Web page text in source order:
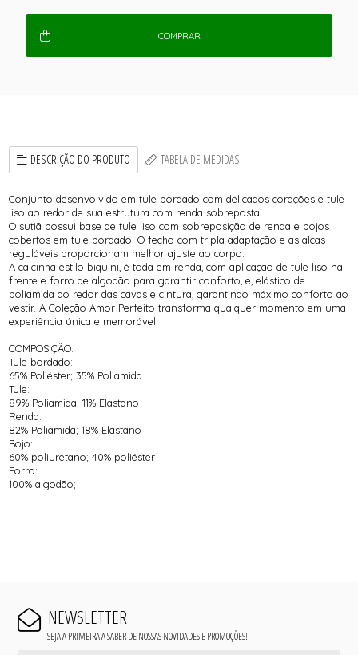
COMPRAR
DESCRIÇÃO DO PRODUTO TABELA DE MEDIDAS
Conjunto desenvolvido em tule bordado com delicados corações e tule
liso ao redor de sua estrutura com renda sobreposta.
O sutiã possui base de tule liso com sobreposição de renda e bojos
cobertos em tule bordado. O fecho com tripla adaptação e as alças
reguláveis proporcionam melhor ajuste ao corpo.
A calcinha estilo biquíni, é toda em renda, com aplicação de tule liso na
frente e forro de algodão para garantir conforto, e, elástico de
poliamida ao redor das cavas e cintura, garantindo máximo conforto ao
vestir. A Coleção Amor Perfeito transforma qualquer momento em uma
experiência única e memorável!
COMPOSIÇÃO:
Tule bordado:
65% Poliéster; 35% Poliamida
Tule:
89% Poliamida; 11% Elastano
Renda:
82% Poliamida; 18% Elastano
Bojo:
60% poliuretano; 40% poliéster
Forro:
100% algodão;
NEWSLETTER
SEJA A PRIMEIRA A SABER DE NOSSAS NOVIDADES E PROMOÇÕES!